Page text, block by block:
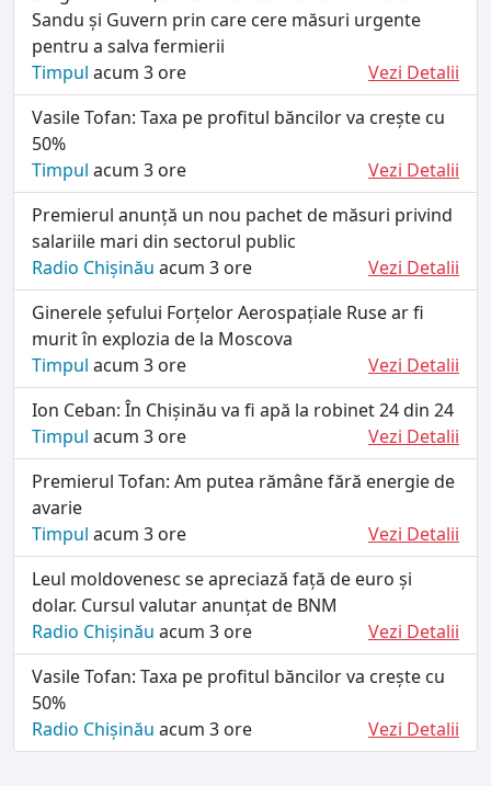
Sandu și Guvern prin care cere măsuri urgente
pentru a salva fermierii
Timpul acum 3 ore
Vezi Detalii
Vasile Tofan: Taxa pe profitul băncilor va crește cu
50%
Timpul acum 3 ore
Vezi Detalii
Premierul anunță un nou pachet de măsuri privind
salariile mari din sectorul public
Radio Chișinău acum 3 ore
Vezi Detalii
Ginerele șefului Forțelor Aerospațiale Ruse ar fi
murit în explozia de la Moscova
Timpul acum 3 ore
Vezi Detalii
Ion Ceban: În Chișinău va fi apă la robinet 24 din 24
Timpul acum 3 ore
Vezi Detalii
Premierul Tofan: Am putea rămâne fără energie de
avarie
Timpul acum 3 ore
Vezi Detalii
Leul moldovenesc se apreciază față de euro și
dolar. Cursul valutar anunțat de BNM
Radio Chișinău acum 3 ore
Vezi Detalii
Vasile Tofan: Taxa pe profitul băncilor va crește cu
50%
Radio Chișinău acum 3 ore Vezi Detalii